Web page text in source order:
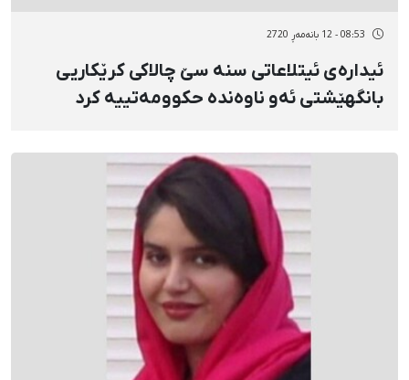
08:53 - 12 بانەمەڕ 2720
ئیدارەی ئیتلاعاتی سنە سێ چالاکی کرێکاریی
بانگهێشتی ئەو ناوەندە حکوومەتییە کرد